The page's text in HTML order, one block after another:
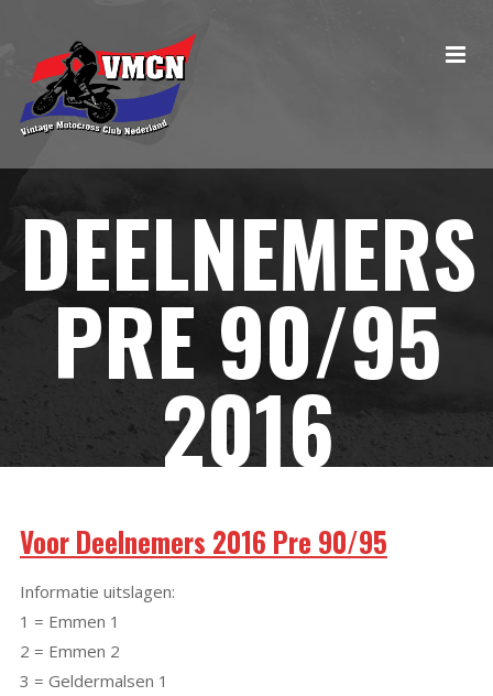
DEELNEMERS
PRE 90/95
2016
Voor Deelnemers 2016 Pre 90/95
Informatie uitslagen:
1 = Emmen 1
2 = Emmen 2
3 = Geldermalsen 1